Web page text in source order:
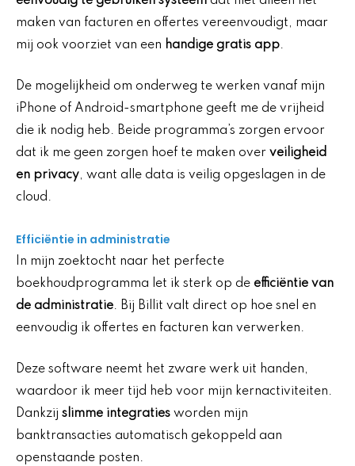
maken van facturen en offertes vereenvoudigt, maar
mij ook voorziet van een handige gratis app.
De mogelijkheid om onderweg te werken vanaf mijn
iPhone of Android-smartphone geeft me de vrijheid
die ik nodig heb. Beide programma’s zorgen ervoor
dat ik me geen zorgen hoef te maken over veiligheid
en privacy, want alle data is veilig opgeslagen in de
cloud.
Efficiëntie in administratie
In mijn zoektocht naar het perfecte
boekhoudprogramma let ik sterk op de efficiëntie van
de administratie. Bij Billit valt direct op hoe snel en
eenvoudig ik offertes en facturen kan verwerken.
Deze software neemt het zware werk uit handen,
waardoor ik meer tijd heb voor mijn kernactiviteiten.
Dankzij slimme integraties worden mijn
banktransacties automatisch gekoppeld aan
openstaande posten.